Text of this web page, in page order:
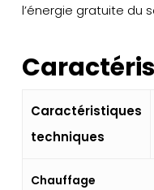
l’énergie gratuite du
Caractéristiques
techniques
Chauffage